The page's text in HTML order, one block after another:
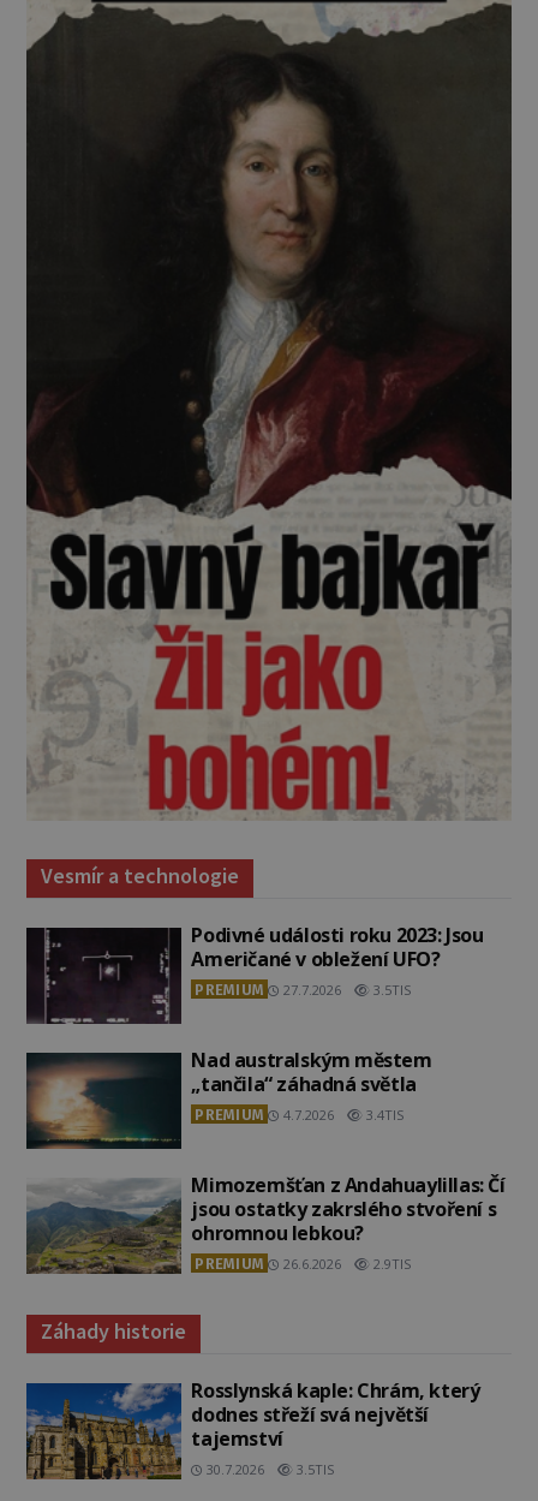
Vesmír a technologie
Podivné události roku 2023: Jsou
Američané v obležení UFO?
PREMIUM 27.7.2026 3.5TIS
Nad australským městem
„tančila“ záhadná světla
PREMIUM 4.7.2026 3.4TIS
Mimozemšťan z Andahuaylillas: Čí
jsou ostatky zakrslého stvoření s
ohromnou lebkou?
PREMIUM 26.6.2026 2.9TIS
Záhady historie
Rosslynská kaple: Chrám, který
dodnes střeží svá největší
tajemství
30.7.2026 3.5TIS